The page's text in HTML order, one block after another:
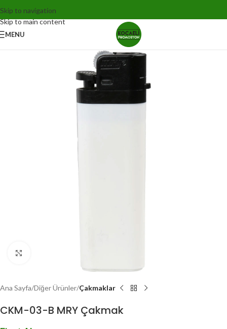
Skip to navigation
Skip to main content
MENU
Ana Sayfa Diğer Ürünler Çakmaklar
CKM-03-B MRY Çakmak